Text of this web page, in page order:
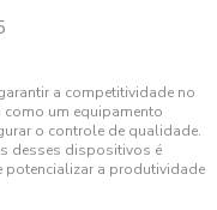
a competitividade no
um equipamento
o controle de qualidade.
desses dispositivos é
potencializar a produtividade